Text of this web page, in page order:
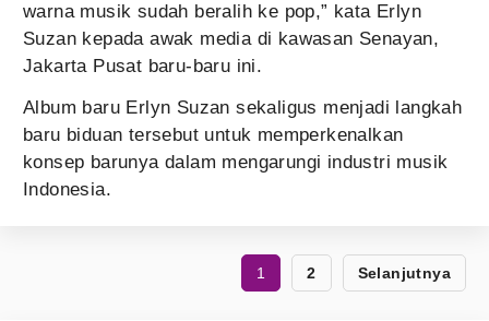
warna musik sudah beralih ke pop,” kata Erlyn
Suzan kepada awak media di kawasan Senayan,
Jakarta Pusat baru-baru ini.
Album baru Erlyn Suzan sekaligus menjadi langkah
baru biduan tersebut untuk memperkenalkan
konsep barunya dalam mengarungi industri musik
Indonesia.
1 2 Selanjutnya